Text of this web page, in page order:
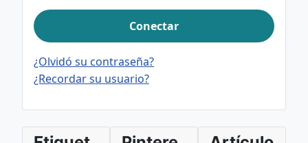
Conectar
¿Olvidó su contraseña?
¿Recordar su usuario?